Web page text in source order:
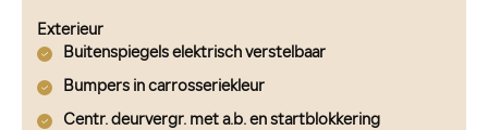
Exterieur
Buitenspiegels elektrisch verstelbaar
Bumpers in carrosseriekleur
Centr. deurvergr. met a.b. en startblokkering